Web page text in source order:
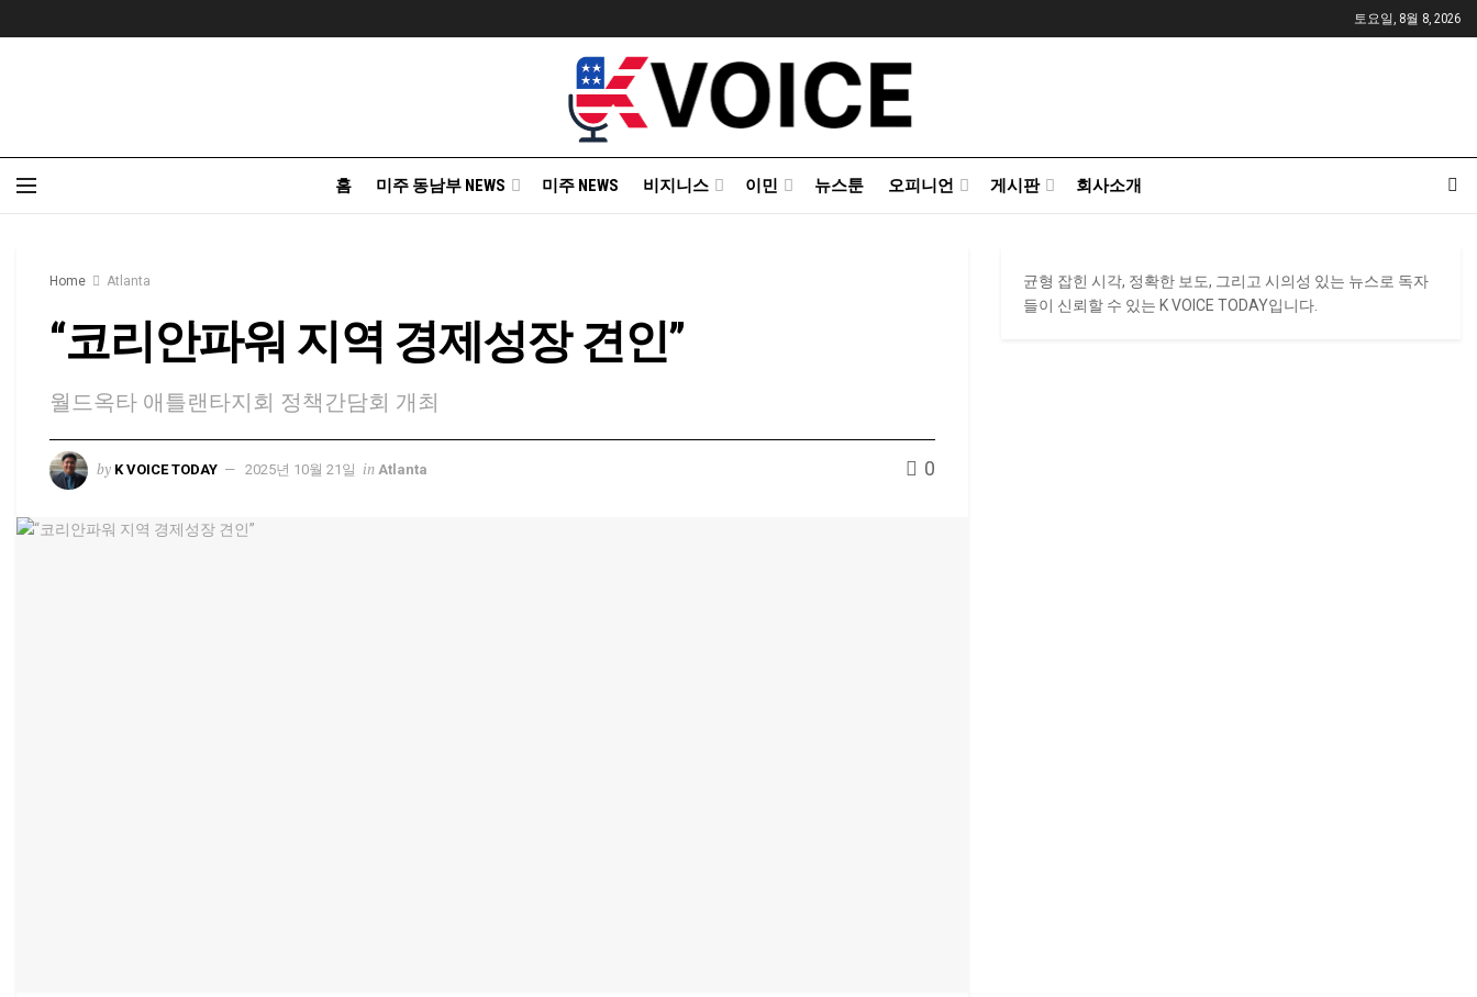
토요일, 8월 8, 2026
홈 미주 동남부 NEWS 미주 NEWS 비지니스 이민 뉴스툰 오피니언 게시판 회사소개
Home Atlanta
“코리안파워 지역 경제성장 견인”
월드옥타 애틀랜타지회 정책간담회 개최
by K VOICE TODAY 2025년 10월 21일 in Atlanta 0
균형 잡힌 시각, 정확한 보도, 그리고 시의성 있는 뉴스로 독자
들이 신뢰할 수 있는 K VOICE TODAY입니다.